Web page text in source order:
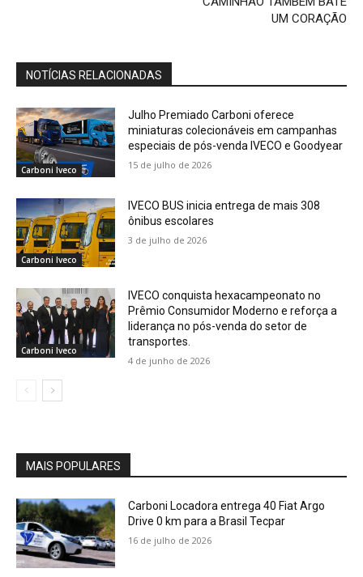
UM CORAÇÃO
NOTÍCIAS RELACIONADAS
Carboni Iveco
Julho Premiado Carboni oferece
miniaturas colecionáveis em campanhas
especiais de pós-venda IVECO e Goodyear
15 de julho de 2026
Carboni Iveco
IVECO BUS inicia entrega de mais 308
ônibus escolares
3 de julho de 2026
Carboni Iveco
IVECO conquista hexacampeonato no
Prêmio Consumidor Moderno e reforça a
liderança no pós-venda do setor de
transportes.
4 de junho de 2026
MAIS POPULARES
Carboni Locadora entrega 40 Fiat Argo
Drive 0 km para a Brasil Tecpar
16 de julho de 2026